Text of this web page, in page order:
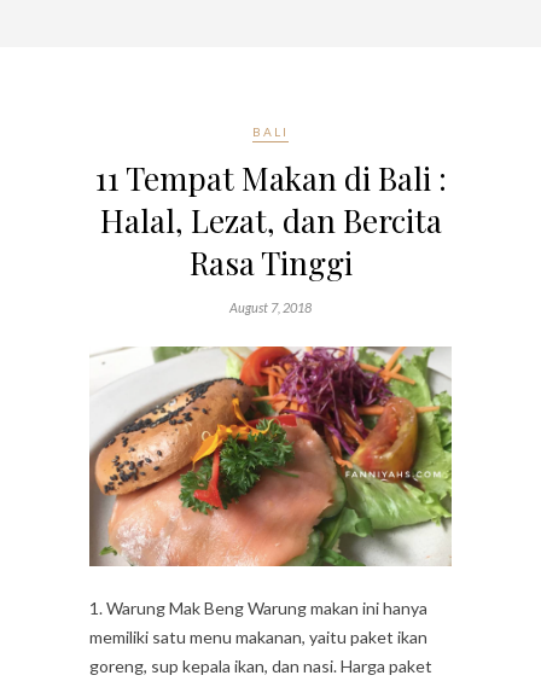
BALI
11 Tempat Makan di Bali :
Halal, Lezat, dan Bercita
Rasa Tinggi
August 7, 2018
1. Warung Mak Beng Warung makan ini hanya
memiliki satu menu makanan, yaitu paket ikan
goreng, sup kepala ikan, dan nasi. Harga paket